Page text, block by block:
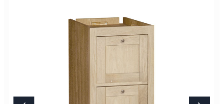
Produktes nicht authentisch wiedergegeben wird. Ihre Fragen zu
diesem Artikel beantworten wir Ihnen gerne telefonisch unter +49
2381 97372-0,per E-Mail an shop@landlord-living.de oder nach
Terminabsprache persönlich in unserem Showroom.